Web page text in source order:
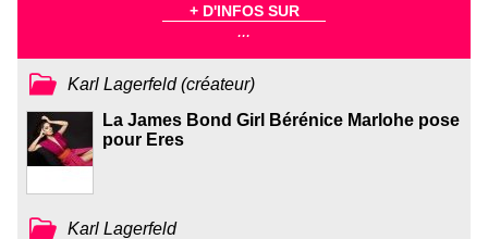
+ D'INFOS SUR
...
Karl Lagerfeld (créateur)
La James Bond Girl Bérénice Marlohe pose
pour Eres
Karl Lagerfeld